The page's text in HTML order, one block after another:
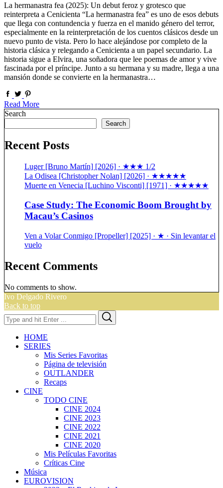
La hermanastra fea (2025): Un debut feroz y grotesco que
reinterpreta a Cenicienta “La hermanastra fea” es uno de esos debuts
que llega con contundencia y fuerza en el manido género del terror,
especialmente en la reinterpretación de los cuentos clásicos desde un
nuevo punto de vista. Pero lo hace alejándose por completo de la
historia clásica y relegando a Cenicienta a un papel secundario. La
historia sigue a Elvira, una soñadora que lee poemas de amor y vive
fascinada por el príncipe. Junto a su hermana y su madre, llega a una
mansión donde se convierte en la hermanastra…
Read More
Search
Search
Recent Posts
Luger [Bruno Martín] [2026] · ★★★ 1/2
La Odisea [Christopher Nolan] [2026] · ★★★★★
Muerte en Venecia [Luchino Visconti] [1971] · ★★★★★
Case Study: The Economic Boom Brought by
Macau’s Casinos
Ven a Volar Conmigo [Propeller] [2025] · ★ · Sin levantar el
vuelo
Recent Comments
No comments to show.
Ivo Delgado Rivero
Back to top
Search
for:
HOME
SERIES
Mis Series Favoritas
Página de televisión
OUTLANDER
Recaps
CINE
TODO CINE
CINE 2024
CINE 2023
CINE 2022
CINE 2021
CINE 2020
Mis Películas Favoritas
Críticas Cine
Música
EUROVISION